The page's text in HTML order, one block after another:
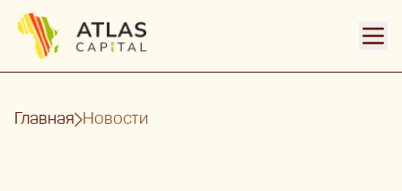
Главная Новости